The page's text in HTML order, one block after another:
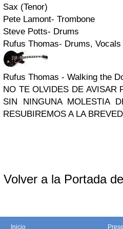
Sax (Tenor)
Pete Lamont- Trombone
Steve Potts- Drums
Rufus Thomas- Drums, Vocals
Rufus Thomas - Walking the
NO TE OLVIDES DE AVISAR
SIN NINGUNA MOLESTIA
RESUBIREMOS A LA
Volver a la Portada de
Inicio